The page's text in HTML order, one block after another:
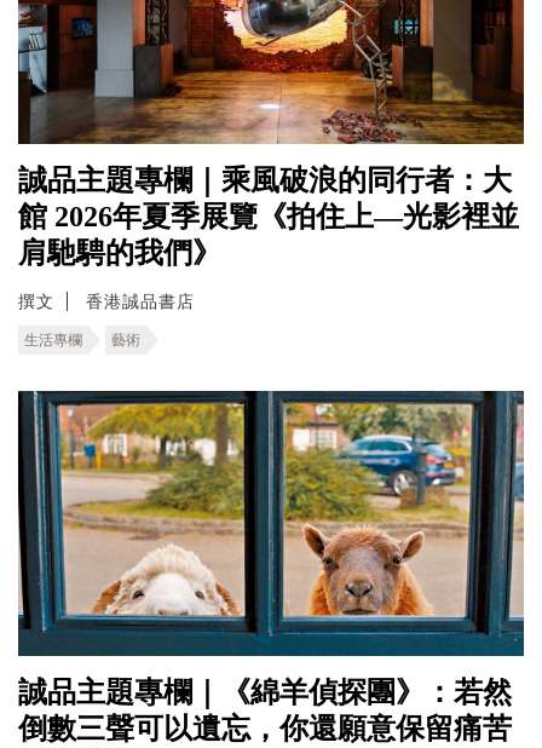
誠品主題專欄｜乘風破浪的同行者：大
館 2026年夏季展覽《拍住上—光影裡並
肩馳騁的我們》
撰文 香港誠品書店
生活專欄 藝術
誠品主題專欄｜《綿羊偵探團》：若然
倒數三聲可以遺忘，你還願意保留痛苦